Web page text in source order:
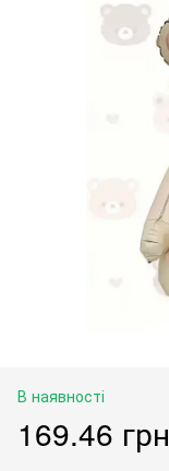
В наявності
169.46 грн